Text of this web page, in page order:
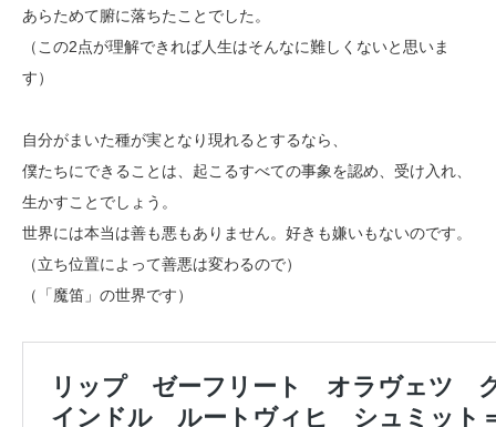
あらためて腑に落ちたことでした。
（この2点が理解できれば人生はそんなに難しくないと思いま
す）
自分がまいた種が実となり現れるとするなら、
僕たちにできることは、起こるすべての事象を認め、受け入れ、
生かすことでしょう。
世界には本当は善も悪もありません。好きも嫌いもないのです。
（立ち位置によって善悪は変わるので）
（「魔笛」の世界です）